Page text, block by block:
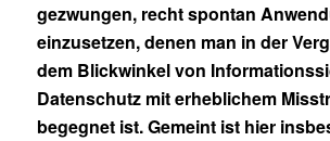
gezwungen, recht spontan
einzusetzen, denen man in der
dem Blickwinkel von
Datenschutz mit erheblichem
begegnet ist. Gemeint ist hier